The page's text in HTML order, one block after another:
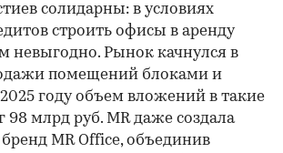
солидарны: в условиях
строить офисы в аренду
невыгодно. Рынок качнулся в
помещений блоками и
году объем вложений в такие
98 млрд руб. MR даже создала
MR Office, объединив